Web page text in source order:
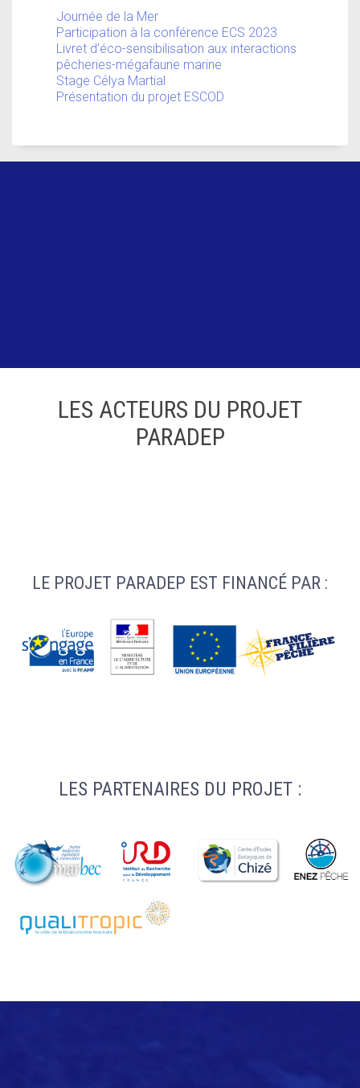
Journée de la Mer
Participation à la conférence ECS 2023
Livret d’éco-sensibilisation aux interactions
pêcheries-mégafaune marine
Stage Célya Martial
Présentation du projet ESCOD
LES ACTEURS DU PROJET
PARADEP
LE PROJET PARADEP EST FINANCÉ PAR :
LES PARTENAIRES DU PROJET :